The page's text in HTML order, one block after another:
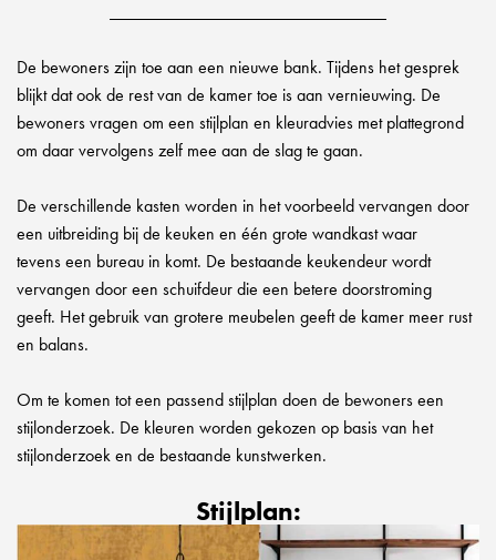
De bewoners zijn toe aan een nieuwe bank. Tijdens het gesprek
blijkt dat ook de rest van de kamer toe is aan vernieuwing. De
bewoners vragen om een stijlplan en kleuradvies met plattegrond
om daar vervolgens zelf mee aan de slag te gaan.
De verschillende kasten worden in het voorbeeld vervangen door
een uitbreiding bij de keuken en één grote wandkast waar
tevens een bureau in komt. De bestaande keukendeur wordt
vervangen door een schuifdeur die een betere doorstroming
geeft. Het gebruik van grotere meubelen geeft de kamer meer rust
en balans.
Om te komen tot een passend stijlplan doen de bewoners een
stijlonderzoek. De kleuren worden gekozen op basis van het
stijlonderzoek en de bestaande kunstwerken.
Stijlplan: